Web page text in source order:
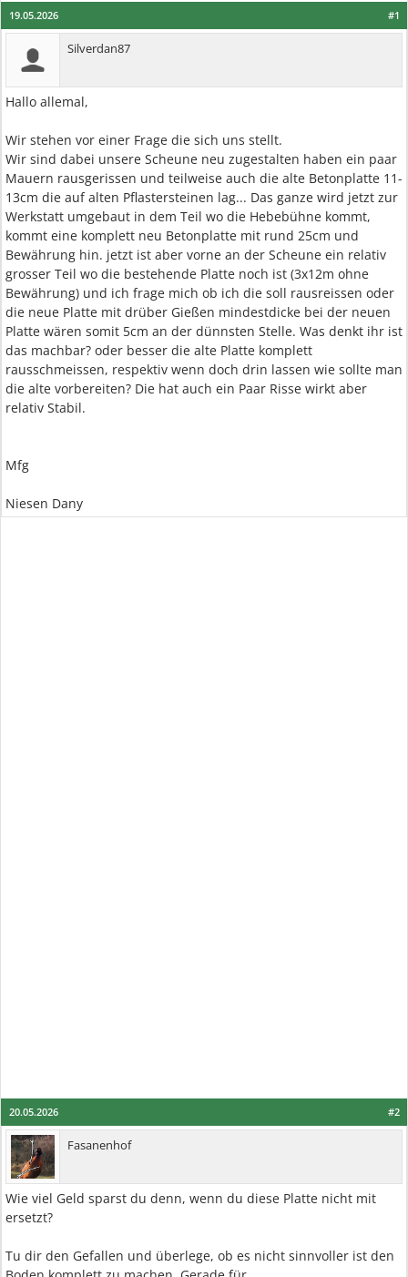
#1
19.05.2026
Silverdan87
Hallo allemal,
Wir stehen vor einer Frage die sich uns stellt.
Wir sind dabei unsere Scheune neu zugestalten haben ein paar
Mauern rausgerissen und teilweise auch die alte Betonplatte 11-
13cm die auf alten Pflastersteinen lag... Das ganze wird jetzt zur
Werkstatt umgebaut in dem Teil wo die Hebebühne kommt,
kommt eine komplett neu Betonplatte mit rund 25cm und
Bewährung hin. jetzt ist aber vorne an der Scheune ein relativ
grosser Teil wo die bestehende Platte noch ist (3x12m ohne
Bewährung) und ich frage mich ob ich die soll rausreissen oder
die neue Platte mit drüber Gießen mindestdicke bei der neuen
Platte wären somit 5cm an der dünnsten Stelle. Was denkt ihr ist
das machbar? oder besser die alte Platte komplett
rausschmeissen, respektiv wenn doch drin lassen wie sollte man
die alte vorbereiten? Die hat auch ein Paar Risse wirkt aber
relativ Stabil.
Mfg
Niesen Dany
#2
20.05.2026
Fasanenhof
Wie viel Geld sparst du denn, wenn du diese Platte nicht mit
ersetzt?
Tu dir den Gefallen und überlege, ob es nicht sinnvoller ist den